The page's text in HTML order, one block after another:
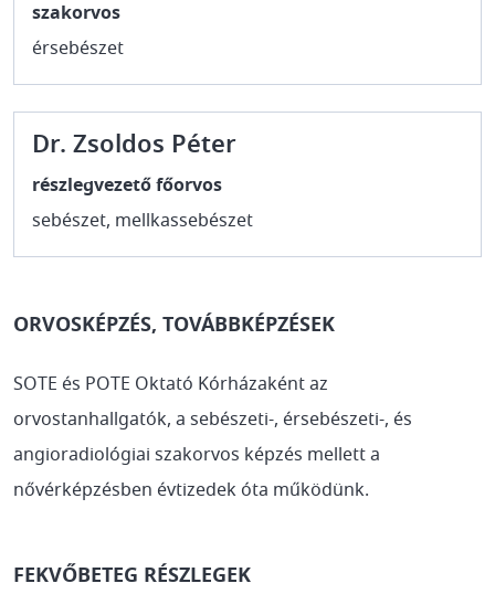
szakorvos
érsebészet
Dr. Zsoldos Péter
részlegvezető főorvos
sebészet, mellkassebészet
ORVOSKÉPZÉS, TOVÁBBKÉPZÉSEK
SOTE és POTE Oktató Kórházaként az
orvostanhallgatók, a sebészeti-, érsebészeti-, és
angioradiológiai szakorvos képzés mellett a
nővérképzésben évtizedek óta működünk.
FEKVŐBETEG RÉSZLEGEK